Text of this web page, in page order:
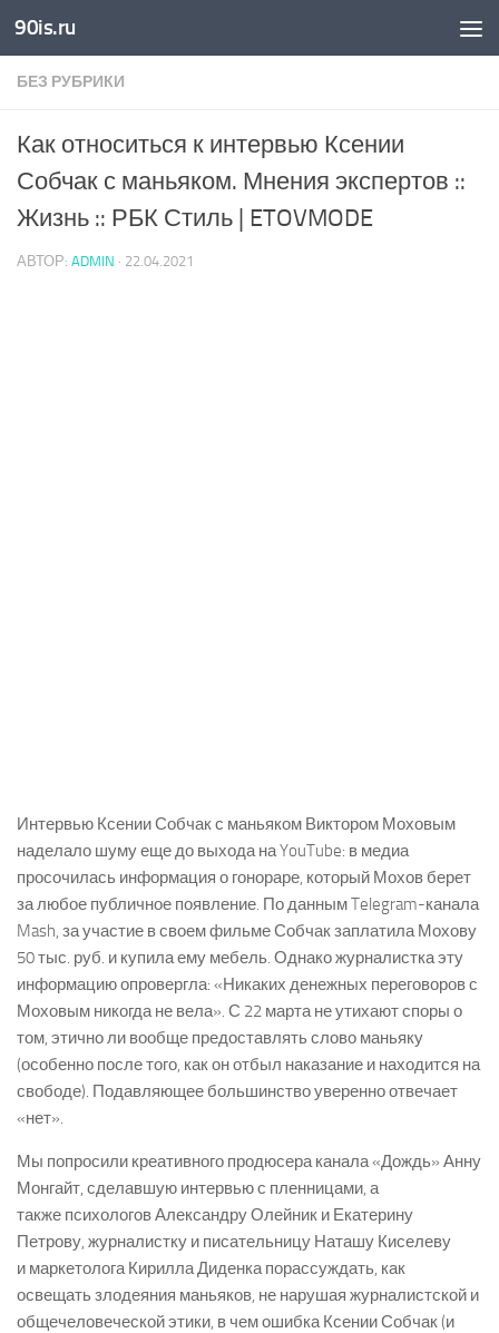
Skip to content
90is.ru
БЕЗ РУБРИКИ
Как относиться к интервью Ксении
Собчак с маньяком. Мнения экспертов ::
Жизнь :: РБК Стиль | ETOVMODE
АВТОР: ADMIN · 22.04.2021
Интервью Ксении Собчак с маньяком Виктором Моховым
наделало шуму еще до выхода на YouTube: в медиа
просочилась информация о гонораре, который Мохов берет
за любое публичное появление. По данным Telegram-канала
Mash, за участие в своем фильме Собчак заплатила Мохову
50 тыс. руб. и купила ему мебель. Однако журналистка эту
информацию опровергла: «Никаких денежных переговоров с
Моховым никогда не вела». С 22 марта не утихают споры о
том, этично ли вообще предоставлять слово маньяку
(особенно после того, как он отбыл наказание и находится на
свободе). Подавляющее большинство уверенно отвечает
«нет».
Мы попросили креативного продюсера канала «Дождь» Анну
Монгайт, сделавшую интервью с пленницами, а
также психологов Александру Олейник и Екатерину
Петрову, журналистку и писательницу Наташу Киселеву
и маркетолога Кирилла Диденка порассуждать, как
освещать злодеяния маньяков, не нарушая журналистской и
общечеловеческой этики, в чем ошибка Ксении Собчак (и